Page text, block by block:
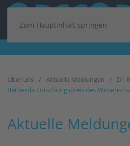
Zum Hauptinhalt springen
Über uns Aktuelle Meldungen
Dr.
Bethesda Forschungspreis des
Aktuelle